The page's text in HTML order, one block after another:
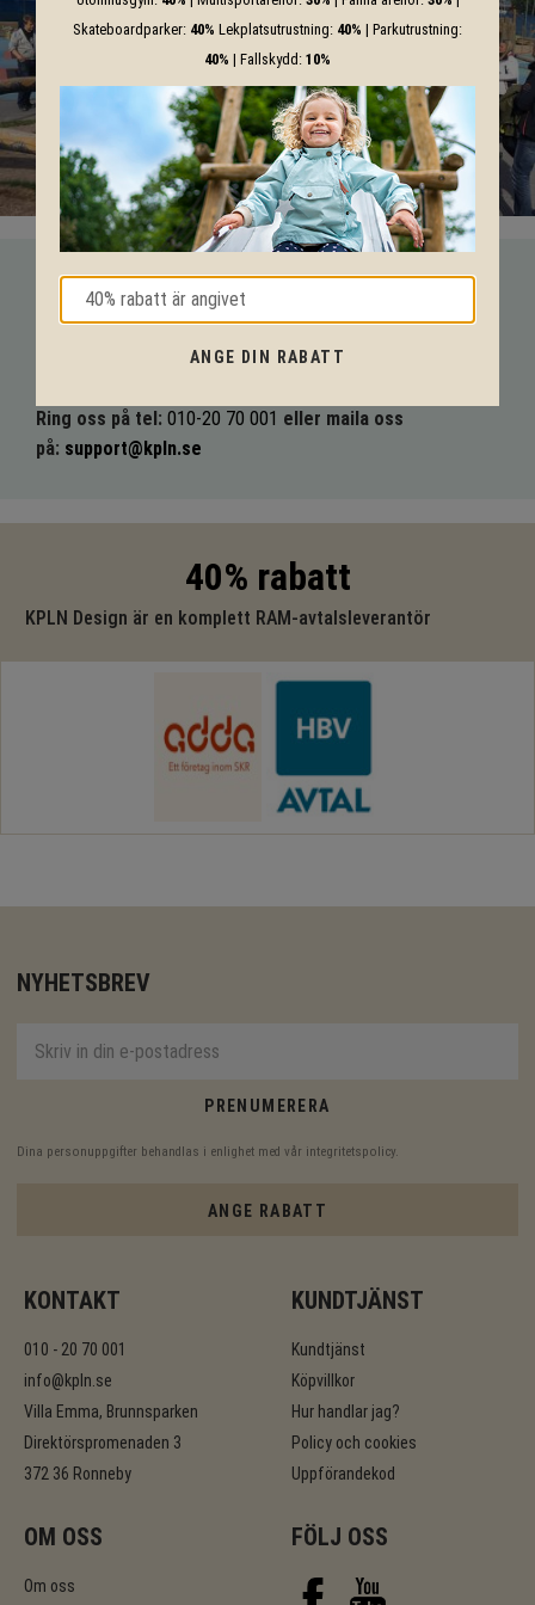
VI HJÄLPER DIG HELA VÄGEN!
Med vår mångåriga kunskap från produkter till säkerhet och
Ring oss på tel: 010-20 70 001 eller maila oss
på: support@kpln.se
40% rabatt
KPLN Design är en komplett RAM-avtalsleverantör
NYHETSBREV
PRENUMERERA
Dina personuppgifter behandlas i enlighet med vår integritetspolicy.
ANGE RABATT
KONTAKT
010 - 20 70 001
info@kpln.se
Villa Emma, Brunnsparken
Direktörspromenaden 3
372 36 Ronneby
KUNDTJÄNST
Kundtjänst
Köpvillkor
Hur handlar jag?
Policy och cookies
Uppförandekod
OM OSS
Om oss
FÖLJ OSS
Skateboardparker: 40% Lekplatsutrustning: 40% | Parkutrustning:
40% | Fallskydd: 10%
ANGE DIN RABATT